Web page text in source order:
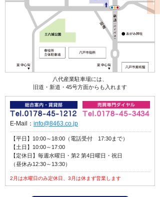
八代産業駐車場には、
旧道・新道・45号方面からも入れます
E-Mail： info@8463.co.jp
【平日】10:00～18:00（電話受付 17:30まで）
【土日】10:00～17:00
【定休日】毎週水曜日・第2 第4日曜日・祝日
（昼休み12:30～13:30）
2月は水曜日のみ定休日、3月は休まず営業します